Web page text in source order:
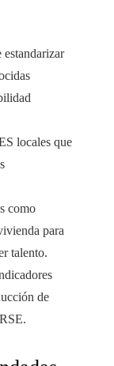
estandarizar
locales que
como
para
talento.
de